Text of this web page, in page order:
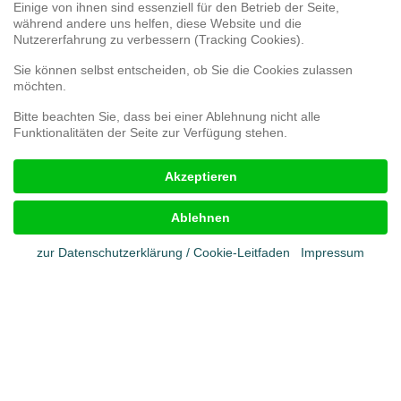
Webshop
Umfrage 3D-Druck
Umfrage zur Kundenzufriedenheit
Reklamationsformular
Impressum
Cookies
Datenschutz
Einige von ihnen sind essenziell für den Betrieb der Seite,
während andere uns helfen, diese Website und die
Nutzererfahrung zu verbessern (Tracking Cookies).
Sie können selbst entscheiden, ob Sie die Cookies zulassen
möchten.
Bitte beachten Sie, dass bei einer Ablehnung nicht alle
Funktionalitäten der Seite zur Verfügung stehen.
Akzeptieren
Ablehnen
zur Datenschutzerklärung / Cookie-Leitfaden Impressum